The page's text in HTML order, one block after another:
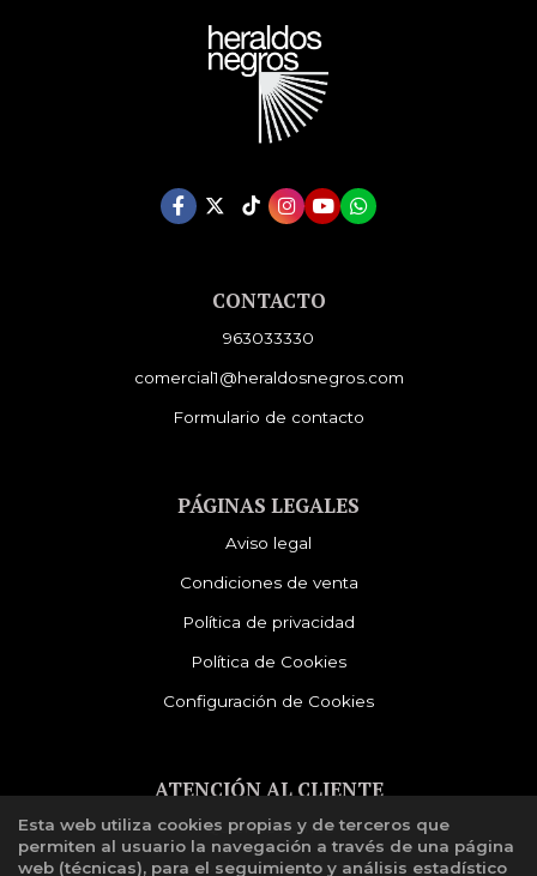
CONTACTO
963033330
comercial1@heraldosnegros.com
Formulario de contacto
PÁGINAS LEGALES
Aviso legal
Condiciones de venta
Política de privacidad
Política de Cookies
Configuración de Cookies
ATENCIÓN AL CLIENTE
Quiénes somos
Libro de reclamaciones
Esta web utiliza cookies propias y de terceros que
permiten al usuario la navegación a través de una página
web (técnicas), para el seguimiento y análisis estadístico